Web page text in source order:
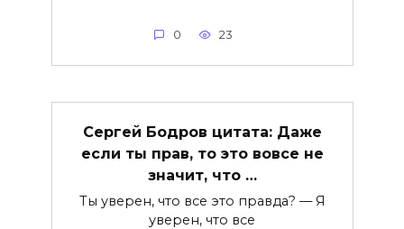
0 23
Сергей Бодров цитата: Даже
если ты прав, то это вовсе не
значит, что …
Ты уверен, что все это правда? — Я
уверен, что все